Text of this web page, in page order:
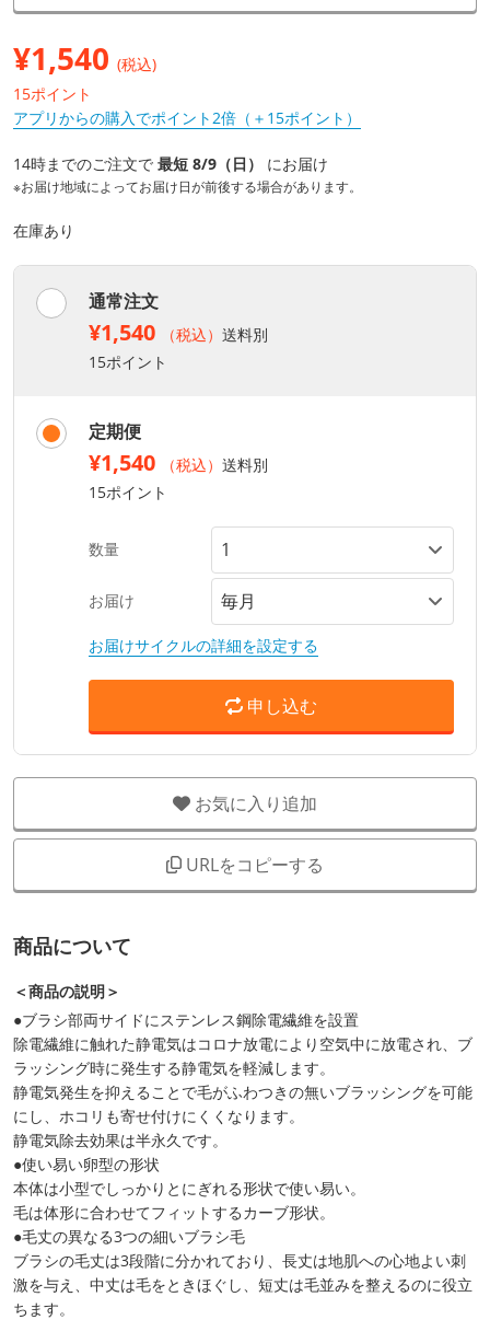
¥1,540 (税込)
15ポイント
アプリからの購入でポイント2倍（＋15ポイント）
14時までのご注文で 最短 8/9（日） にお届け
※お届け地域によってお届け日が前後する場合があります。
在庫あり
通常注文
¥1,540 （税込） 送料別
15ポイント
定期便
¥1,540 （税込） 送料別
15ポイント
数量
お届け
お届けサイクルの詳細を設定する
申し込む
お気に入り追加
URLをコピーする
商品について
＜商品の説明＞
●ブラシ部両サイドにステンレス鋼除電繊維を設置
除電繊維に触れた静電気はコロナ放電により空気中に放電され、ブ
ラッシング時に発生する静電気を軽減します。
静電気発生を抑えることで毛がふわつきの無いブラッシングを可能
にし、ホコリも寄せ付けにくくなります。
静電気除去効果は半永久です。
●使い易い卵型の形状
本体は小型でしっかりとにぎれる形状で使い易い。
毛は体形に合わせてフィットするカーブ形状。
●毛丈の異なる3つの細いブラシ毛
ブラシの毛丈は3段階に分かれており、長丈は地肌への心地よい刺
激を与え、中丈は毛をときほぐし、短丈は毛並みを整えるのに役立
ちます。